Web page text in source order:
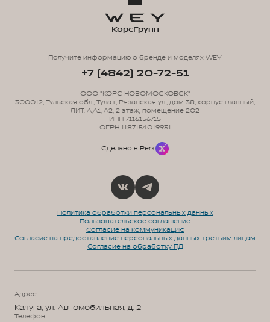
Политика обработки персональных данных
Пользовательское соглашение
Согласие на коммуникацию
Согласие на предоставление персональных данных третьим лицам
Согласие на обработку ПД
КорсГрупп
Получите информацию о бренде и моделях WEY
+7 (4842) 20-72-51
ООО "КОРС НОВОМОСКОВСК"
300012, Тульская обл., Тула г, Рязанская ул., дом 38, корпус главный,
ЛИТ. А,А1, А2, 2 этаж, помещение 202
ИНН 7116156715
ОГРН 1187154019931
Сделано в Perx
Адрес
Калуга, ул. Автомобильная, д. 2
Телефон